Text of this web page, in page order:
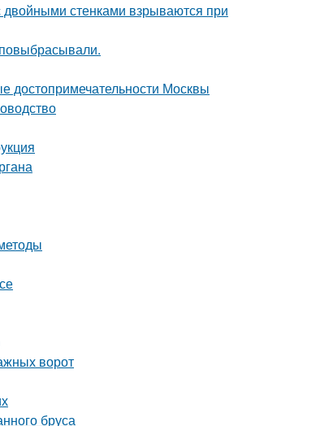
стенками взрываются при
достопримечательности Москвы
ворот
бруса